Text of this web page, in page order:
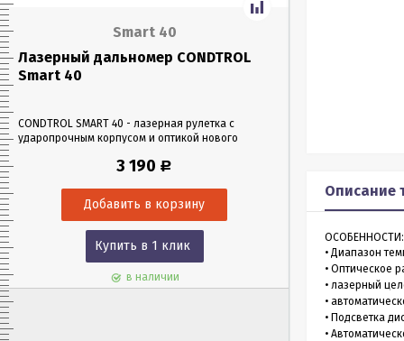
Smart 40
Лазерный дальномер CONDTROL
Smart 40
CONDTROL SMART 40 - лазерная рулетка с
ударопрочным корпусом и оптикой нового
в любых условиях освещения. Позволяет
помещениях на расстоянии до 40 м.
3 190 Р
Купить в 1 клик
в наличии
Описание
ОСОБЕННОСТИ:
• Диапазон
• Оптическое
• лазерный
•
• Подсветка
•